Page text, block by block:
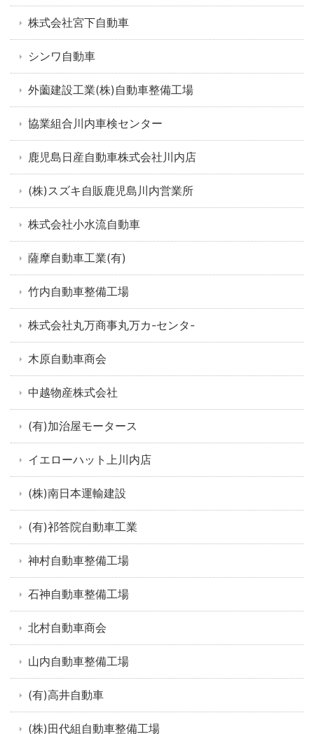
株式会社宮下自動車
シンワ自動車
外薗建設工業(株)自動車整備工場
協業組合川内車検センター
鹿児島日産自動車株式会社川内店
(株)スズキ自販鹿児島川内営業所
株式会社小水流自動車
薩摩自動車工業(有)
竹内自動車整備工場
株式会社丸万商事丸万カ-センタ-
木原自動車商会
中越物産株式会社
(有)加治屋モータース
イエローハット上川内店
(株)南日本運輸建設
(有)祁答院自動車工業
神村自動車整備工場
石神自動車整備工場
北村自動車商会
山内自動車整備工場
(有)高井自動車
(株)田代組自動車整備工場